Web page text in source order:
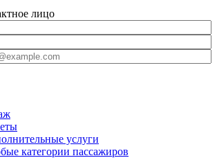
лицо
услуги
категории пассажиров